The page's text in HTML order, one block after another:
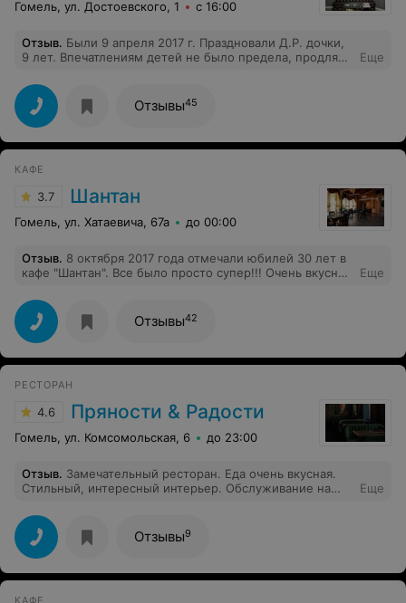
Гомель, ул. Достоевского, 1 с 16:00
Отзыв. Были 9 апреля 2017 г. Праздновали Д.Р. дочки,
9 лет. Впечатлениям детей не было предела, продляли
зал Венеция был забронирован, а то бы мы до вечера
пели, танцевали и играли.
Еще
Отзывы45
КАФЕ
3.7 Шантан
Гомель, ул. Хатаевича, 67а до 00:00
Отзыв. 8 октября 2017 года отмечали юбилей 30 лет в
кафе "Шантан". Все было просто супер!!! Очень вкусная
отдельное спасибо!!! Хочу выразить благодарность
официанту и менеджеру,очень внимательные и
понимающие. Всем большое спасибо!!!
Еще
Отзывы42
РЕСТОРАН
4.6 Пряности & Радости
Гомель, ул. Комсомольская, 6 до 23:00
Отзыв. Замечательный ресторан. Еда очень вкусная.
Стильный, интересный интерьер. Обслуживание на
день рождения. Очень рекомендую для посещения.
Еще
Отзывы9